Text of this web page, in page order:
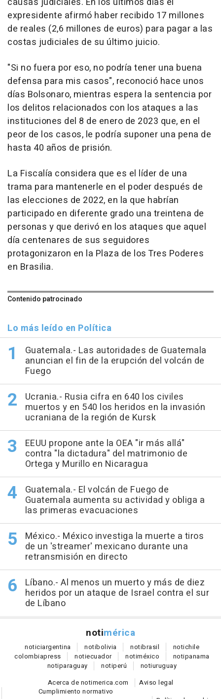
expresidente afirmó haber recibido 17 millones
de reales (2,6 millones de euros) para pagar a las
costas judiciales de su último juicio.
"Si no fuera por eso, no podría tener una buena
defensa para mis casos", reconoció hace unos
días Bolsonaro, mientras espera la sentencia por
los delitos relacionados con los ataques a las
instituciones del 8 de enero de 2023 que, en el
peor de los casos, le podría suponer una pena de
hasta 40 años de prisión.
La Fiscalía considera que es el líder de una
trama para mantenerle en el poder después de
las elecciones de 2022, en la que habrían
participado en diferente grado una treintena de
personas y que derivó en los ataques que aquel
día centenares de sus seguidores
protagonizaron en la Plaza de los Tres Poderes
en Brasilia.
Contenido patrocinado
Lo más leído en Política
Guatemala.- Las autoridades de Guatemala
anuncian el fin de la erupción del volcán de
Fuego
Ucrania.- Rusia cifra en 640 los civiles
muertos y en 540 los heridos en la invasión
ucraniana de la región de Kursk
EEUU propone ante la OEA "ir más allá"
contra "la dictadura" del matrimonio de
Ortega y Murillo en Nicaragua
Guatemala.- El volcán de Fuego de
Guatemala aumenta su actividad y obliga a
las primeras evacuaciones
México.- México investiga la muerte a tiros
de un 'streamer' mexicano durante una
retransmisión en directo
Líbano.- Al menos un muerto y más de diez
heridos por un ataque de Israel contra el sur
de Líbano
notimérica
noticiargentina notibolivia notibrasil notichile
colombiapress notiecuador notiméxico notipanama
notiparaguay notiperú notiuruguay
Acerca de notimerica.com
Aviso legal
Cumplimiento normativo